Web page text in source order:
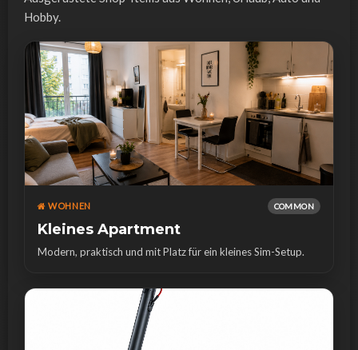
Hobby.
WOHNEN COMMON
Kleines Apartment
Modern, praktisch und mit Platz für ein kleines Sim-Setup.